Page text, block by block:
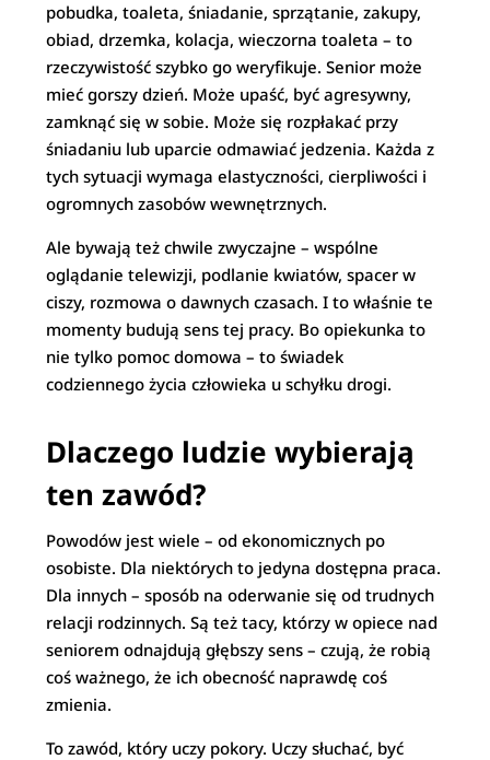
pobudka, toaleta, śniadanie, sprzątanie, zakupy,
obiad, drzemka, kolacja, wieczorna toaleta – to
rzeczywistość szybko go weryfikuje. Senior może
mieć gorszy dzień. Może upaść, być agresywny,
zamknąć się w sobie. Może się rozpłakać przy
śniadaniu lub uparcie odmawiać jedzenia. Każda z
tych sytuacji wymaga elastyczności, cierpliwości i
ogromnych zasobów wewnętrznych.
Ale bywają też chwile zwyczajne – wspólne
oglądanie telewizji, podlanie kwiatów, spacer w
ciszy, rozmowa o dawnych czasach. I to właśnie te
momenty budują sens tej pracy. Bo opiekunka to
nie tylko pomoc domowa – to świadek
codziennego życia człowieka u schyłku drogi.
Dlaczego ludzie wybierają
ten zawód?
Powodów jest wiele – od ekonomicznych po
osobiste. Dla niektórych to jedyna dostępna praca.
Dla innych – sposób na oderwanie się od trudnych
relacji rodzinnych. Są też tacy, którzy w opiece nad
seniorem odnajdują głębszy sens – czują, że robią
coś ważnego, że ich obecność naprawdę coś
zmienia.
To zawód, który uczy pokory. Uczy słuchać, być